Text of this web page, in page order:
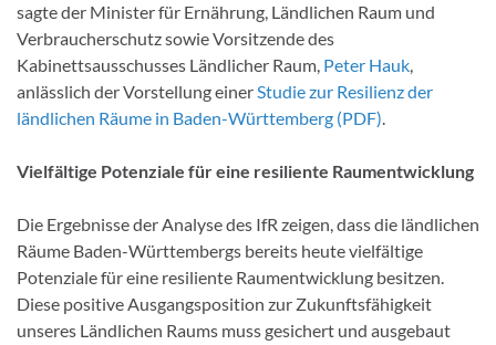
sagte der Minister für Ernährung, Ländlichen Raum und
Verbraucherschutz sowie Vorsitzende des
Kabinettsausschusses Ländlicher Raum, Peter Hauk,
anlässlich der Vorstellung einerStudie zur Resilienz der
ländlichen Räume in Baden-Württemberg (PDF).
Vielfältige Potenziale für eine resiliente Raumentwicklung
Die Ergebnisse der Analyse des IfR zeigen, dass die ländlichen
Räume Baden-Württembergs bereits heute vielfältige
Potenziale für eine resiliente Raumentwicklung besitzen.
Diese positive Ausgangsposition zur Zukunftsfähigkeit
unseres Ländlichen Raums muss gesichert und ausgebaut